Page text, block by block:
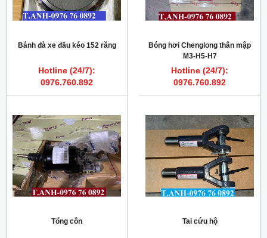
Bánh đà xe đầu kéo 152 răng
Hotline (24/7):
0976.760.892
Bóng hơi Chenglong thân mập
M3-H5-H7
Hotline (24/7):
0976.760.892
Tổng côn Tai cứu hộ